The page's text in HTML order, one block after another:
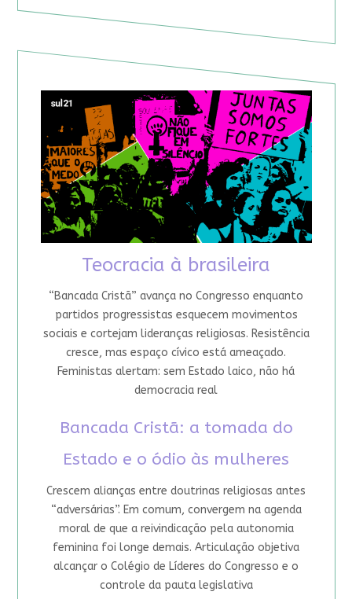
Teocracia à brasileira
“Bancada Cristã” avança no Congresso enquanto
partidos progressistas esquecem movimentos
sociais e cortejam lideranças religiosas. Resistência
cresce, mas espaço cívico está ameaçado.
Feministas alertam: sem Estado laico, não há
democracia real
Bancada Cristã: a tomada do
Estado e o ódio às mulheres
Crescem alianças entre doutrinas religiosas antes
“adversárias”. Em comum, convergem na agenda
moral de que a reivindicação pela autonomia
feminina foi longe demais. Articulação objetiva
alcançar o Colégio de Líderes do Congresso e o
controle da pauta legislativa